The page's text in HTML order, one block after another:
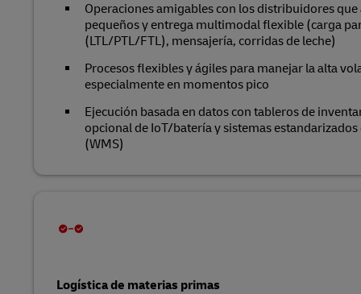
Operaciones amigables con los distribuidores
pequeños y entrega multimodal flexible (carga
(LTL/PTL/FTL), mensajería, corridas de leche)
Procesos flexibles y ágiles para manejar la alta
especialmente en momentos pico
Ejecución basada en datos con tableros de
opcional de IoT/batería y sistemas
(WMS)
Logística de materias primas